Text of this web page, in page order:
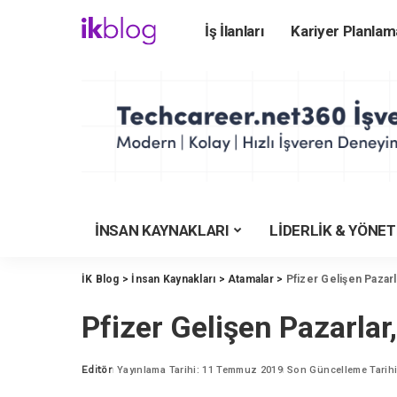
İş İlanları Kariyer
Üniversite Rehberi
Üniversiteler
Üniversite
Meslekler Rehberi
YKS Puan
İNSAN KAYNAKLARI LİDERLİK &
İK Blog > İnsan Kaynakları > Atamalar> Pfizer Gelişen
Pfizer Gelişen
Posted
Editör Yayınlama Tarihi: 11 Temmuz 2019 Son Güncelleme